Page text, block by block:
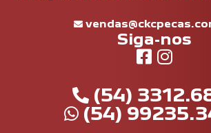
Siga-nos
(54)
(54)